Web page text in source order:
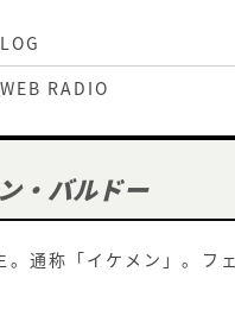
RADIO
・バルドー
。通称「イケメン」。フ